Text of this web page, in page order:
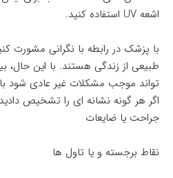
اشعه UV استفاده کنید.
با پزشک در رابطه با نگرانی مشورت
طبیعی از زندگی هستند. با این
تواند موجب مشکلات غیر عادی شود
اگر هر گونه نشانه ای را تشخیص
جراحت یا ضایعات
نقاط برجسته و یا تاول ها